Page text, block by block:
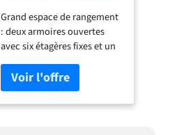
blanc cassé avec
rangement et dessus
en bois dur
Grand espace de rangement
: deux armoires ouvertes
avec six étagères fixes et un
tiroir central spacieux
offrent des options de
rangement polyvalentes
pour les ustensiles de